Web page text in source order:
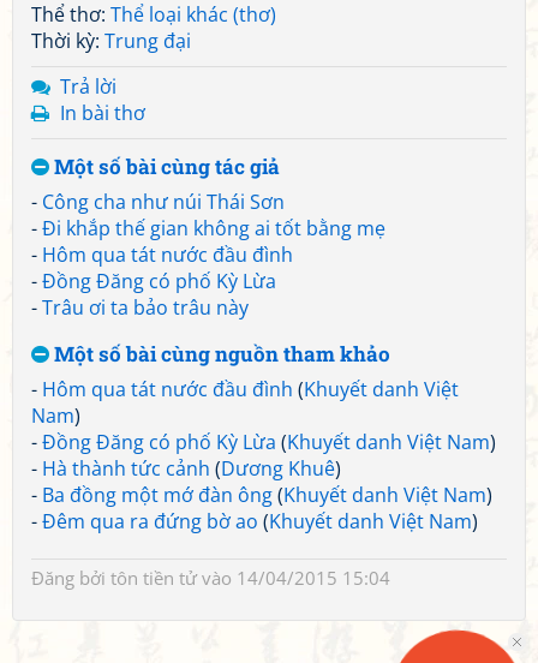
Thể thơ: Thể loại khác (thơ)
Thời kỳ: Trung đại
Trả lời
In bài thơ
Một số bài cùng tác giả
- Công cha như núi Thái Sơn
-Đi khắp thế gian không ai tốt bằng mẹ
- Hôm qua tát nước đầu đình
-Đồng Đăng có phố Kỳ Lừa
-Trâu ơi ta bảo trâu này
Một số bài cùng nguồn tham khảo
- Hôm qua tát nước đầu đình (Khuyết danh Việt
Nam)
-Đồng Đăng có phố Kỳ Lừa (Khuyết danh Việt Nam)
- Hà thành tức cảnh (Dương Khuê)
- Ba đồng một mớ đàn ông(Khuyết danh Việt Nam)
-Đêm qua ra đứng bờ ao (Khuyết danh Việt Nam)
Đăng bởi tôn tiền tửvào 14/04/2015 15:04